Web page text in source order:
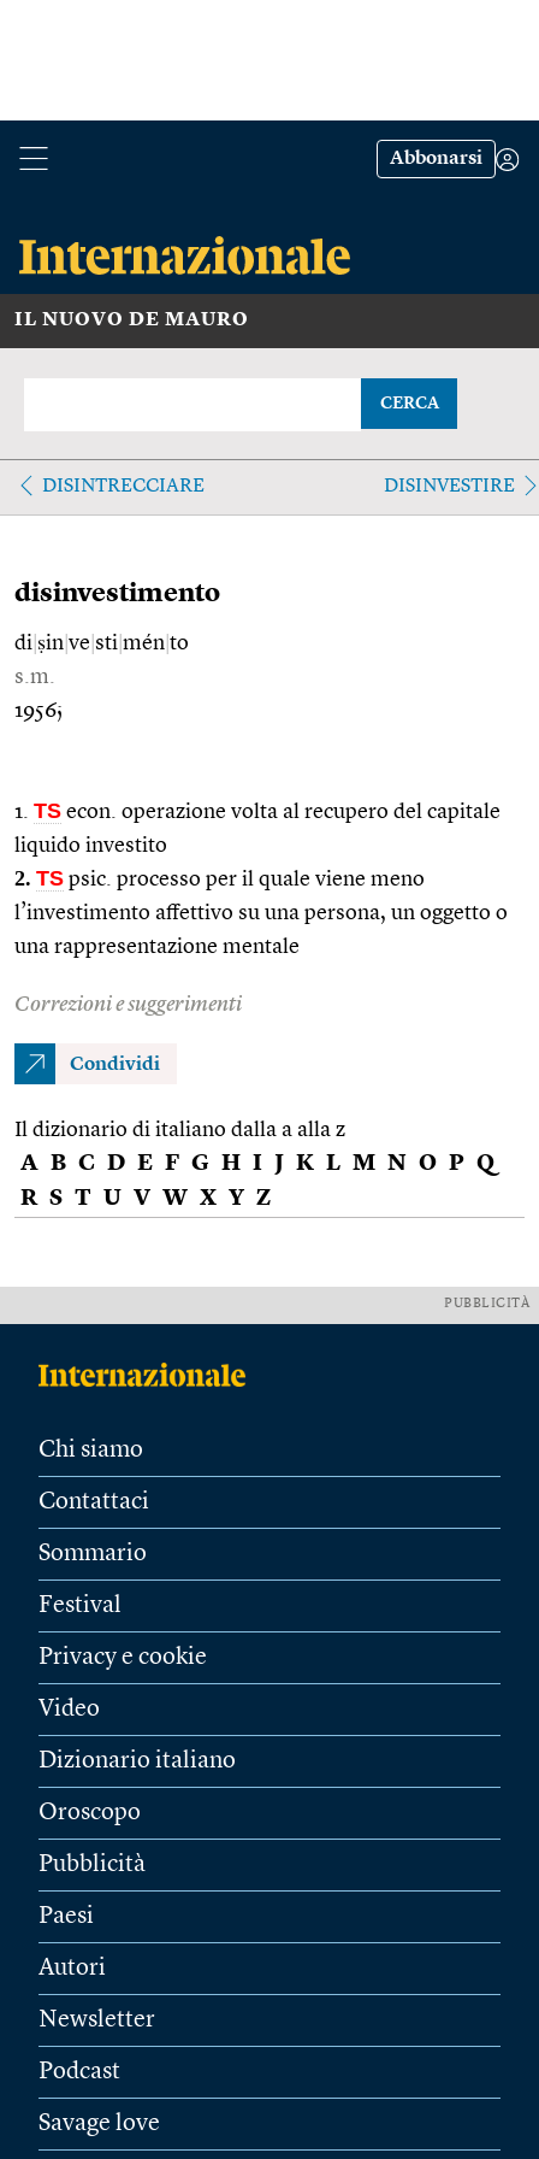
Abbonarsi
IL NUOVO DE MAURO
CERCA
DISINTRECCIARE DISINVESTIRE
disinvestimento
di ṣin ve sti mén to
s.m.
1956;
1. TS econ. operazione volta al recupero del capitale
liquido investito
2. TS psic. processo per il quale viene meno
l’investimento affettivo su una persona, un oggetto o
una rappresentazione mentale
Correzioni e suggerimenti
Condividi
Il dizionario di italiano dalla a alla z
A B C D E F G H I J K L M N O P Q
R S T U V W X Y Z
PUBBLICITÀ
Chi siamo
Contattaci
Sommario
Festival
Privacy e cookie
Video
Dizionario italiano
Oroscopo
Pubblicità
Paesi
Autori
Newsletter
Podcast
Savage love